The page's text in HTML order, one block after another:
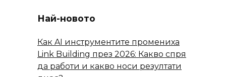
Най-новото
Как AI инструментите промениха
Link Building през 2026: Какво спря
да работи и какво носи резултати